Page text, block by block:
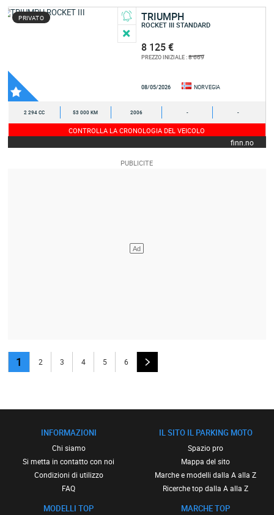
PRIVATO TRIUMPH
ROCKET III STANDARD
8 125 €
PREZZO INIZIALE :8 669
08/05/2026 NORVEGIA
2 294 CC 53 000 KM 2006 - -
CONTROLLA LA CRONOLOGIA DEL VEICOLO
finn.no
1 2 3 4 5 6
INFORMAZIONI
Chi siamo
Si metta in contatto con noi
Condizioni di utilizzo
FAQ
MODELLI TOP
IL SITO IL PARKING MOTO
Spazio pro
Mappa del sito
Marche e modelli dalla A alla Z
Ricerche top dalla A alla Z
MARCHE TOP